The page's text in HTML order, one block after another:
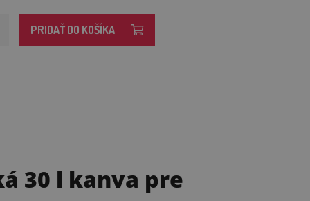
PRIDAŤ DO KOŠÍKA
30 l kanva pre